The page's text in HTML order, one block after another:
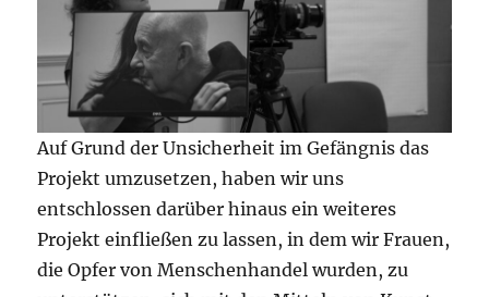
Auf Grund der Unsicherheit im Gefängnis das
Projekt umzusetzen, haben wir uns
entschlossen darüber hinaus ein weiteres
Projekt einfließen zu lassen, in dem wir Frauen,
die Opfer von Menschenhandel wurden, zu